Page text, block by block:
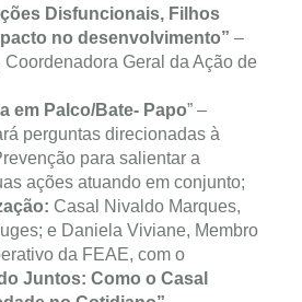
Disfuncionais, Filhos
no desenvolvimento” –
Coordenadora Geral da Ação de
em Palco/Bate- Papo” –
perguntas direcionadas à
para salientar a
ações atuando em conjunto;
Casal Nivaldo Marques,
e Daniela Viviane, Membro
da FEAE, com o
Juntos: Como o Casal